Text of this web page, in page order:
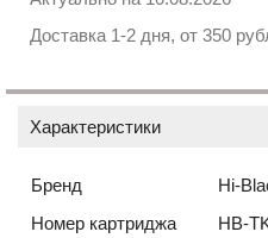
Доставка 1-2 дня, от 350
Характеристики
Бренд
Hi-
Номер картриджа
HB-